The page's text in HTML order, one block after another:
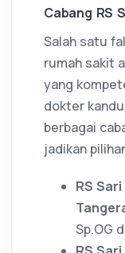
Cabang RS
Salah satu
rumah sakit
yang
dokter
berbagai
jadikan
RS
Sp.OG